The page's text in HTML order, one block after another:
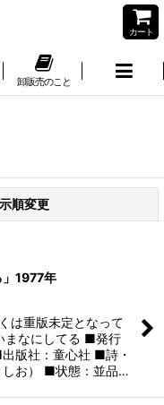
カート
卸販売のこと
順変更
1977年
は重版未定となって
まなにしてる ■発行
版社：童心社 ■詩・
しお） ■状態：並品…